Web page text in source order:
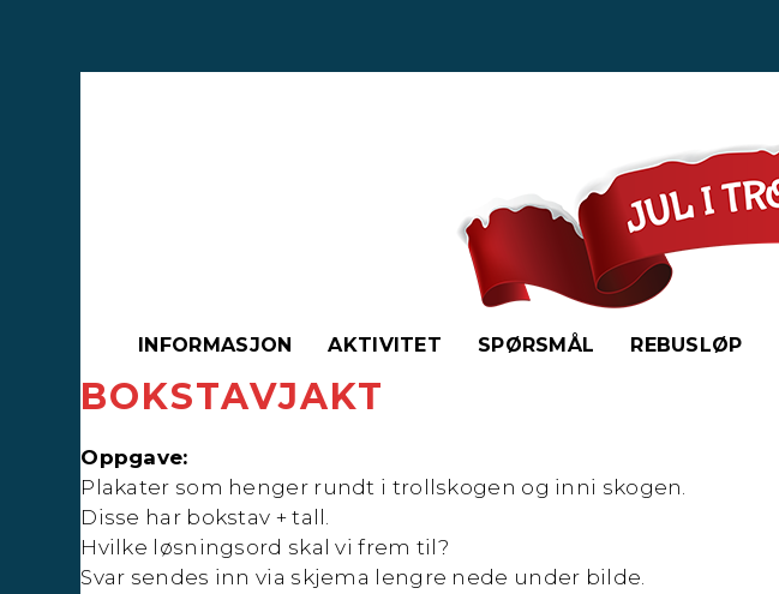
content
INFORMASJON AKTIVITET SPØRSMÅL REBUSLØP
BOKSTAVJAKT
Oppgave:
Plakater som henger rundt i trollskogen og inni skogen.
Disse har bokstav + tall.
Hvilke løsningsord skal vi frem til?
Svar sendes inn via skjema lengre nede under bilde.